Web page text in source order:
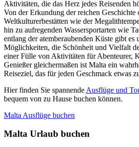
Aktivitäten, die das Herz jedes Reisenden
Von der Erkundung der reichen
Weltkulturerbestätten wie der
hin zu aufregenden Wassersportarten wie
entlang der atemberaubenden Küste gibt es
Möglichkeiten, die Schönheit und Vielfalt
einer Fülle von Aktivitäten für Abenteurer,
Genießer gleichermaßen ist Malta ein
Reiseziel, das für jeden Geschmack etwas
Hier finden Sie spannende Ausflüge und
bequem von zu Hause buchen können.
Malta Ausflüge buchen
Malta Urlaub buchen